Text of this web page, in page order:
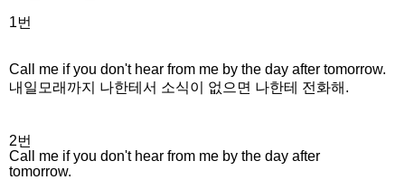
1번
Call me if you don't hear from me by the day after tomorrow.
내일모래까지 나한테서 소식이 없으면 나한테 전화해.
2번
Call me if you don't hear from me by the day after
tomorrow.